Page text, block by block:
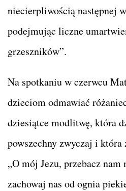
niecierpliwością następnej
podejmując liczne
grzeszników”.
Na spotkaniu w czerwcu
dzieciom odmawiać
dziesiątce modlitwę, która
powszechny zwyczaj i która
„O mój Jezu, przebacz nam
zachowaj nas od ognia